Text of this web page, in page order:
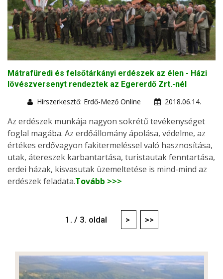
Mátrafüredi és felsőtárkányi erdészek az élen - Házi
lövészversenyt rendeztek az Egererdő Zrt.-nél
Hírszerkesztő: Erdő-Mező Online
2018.06.14.
Az erdészek munkája nagyon sokrétű tevékenységet
foglal magába. Az erdőállomány ápolása, védelme, az
értékes erdővagyon fakitermeléssel való hasznosítása,
utak, átereszek karbantartása, turistautak fenntartása,
erdei házak, kisvasutak üzemeltetése is mind-mind az
erdészek feladata.Tovább >>>
1. / 3. oldal > >>